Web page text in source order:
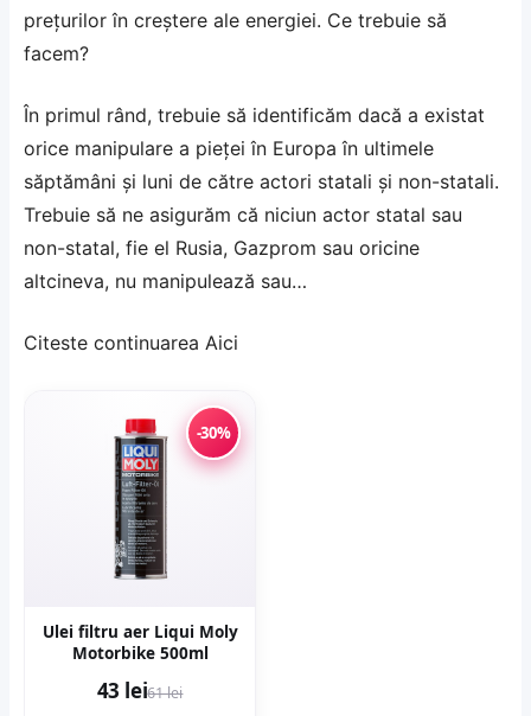
prețurilor în creștere ale energiei. Ce trebuie să
facem?
În primul rând, trebuie să identificăm dacă a existat
orice manipulare a pieței în Europa în ultimele
săptămâni și luni de către actori statali și non-statali.
Trebuie să ne asigurăm că niciun actor statal sau
non-statal, fie el Rusia, Gazprom sau oricine
altcineva, nu manipulează sau…
Citeste continuarea Aici
-30%
Ulei filtru aer Liqui Moly
Motorbike 500ml
43 lei61 lei